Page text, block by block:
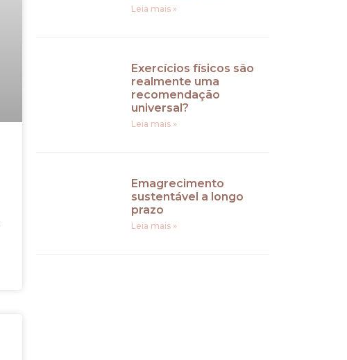
Leia mais »
Exercícios físicos são
realmente uma
recomendação
universal?
Leia mais »
Emagrecimento
sustentável a longo
prazo
Leia mais »